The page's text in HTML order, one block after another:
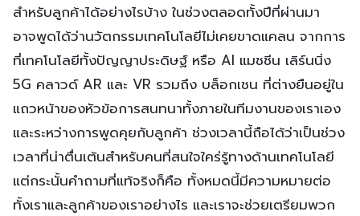
สำหรับลูกค้าได้อย่างไรบ้าง ในช่วงตลอดทั้งปีที่ผ่านมา
อาจพูดได้ว่านวัตกรรมเทคโนโลยีไม่เคยขาดแคลน จากการ
ที่เทคโนโลยีทั้งปัญญาประดิษฐ์ หรือ AI แมชชีน เลิร์นนิ่ง
5G คลาวด์ AR และ VR รวมถึง บล็อกเชน ที่ต่างยืนอยู่ใน
แถวหน้าของหัวข้อการสนทนาทั้งภายในทีมงานของเราเอง
และระหว่างการพูดคุยกับลูกค้า ช่วงเวลานี้ถือได้ว่าเป็นช่วง
เวลาที่น่าตื่นเต้นสำหรับคนที่สนใจใคร่รู้ทางด้านเทคโนโลยี
แต่กระนั้นคำถามที่แท้จริงก็คือ ทั้งหมดนี้มีความหมายต่อ
ทั้งเราและลูกค้าของเราอย่างไร และเราจะช่วยเตรียมพวก